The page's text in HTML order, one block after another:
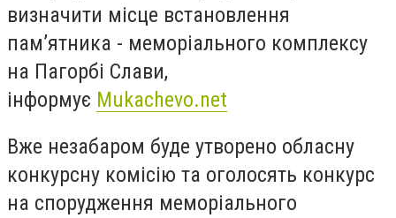
визначити місце встановлення
пам’ятника - меморіального комплексу
на Пагорбі Слави,
інформує Mukachevo.net
Вже незабаром буде утворено обласну
конкурсну комісію та оголосять конкурс
на спорудження меморіального